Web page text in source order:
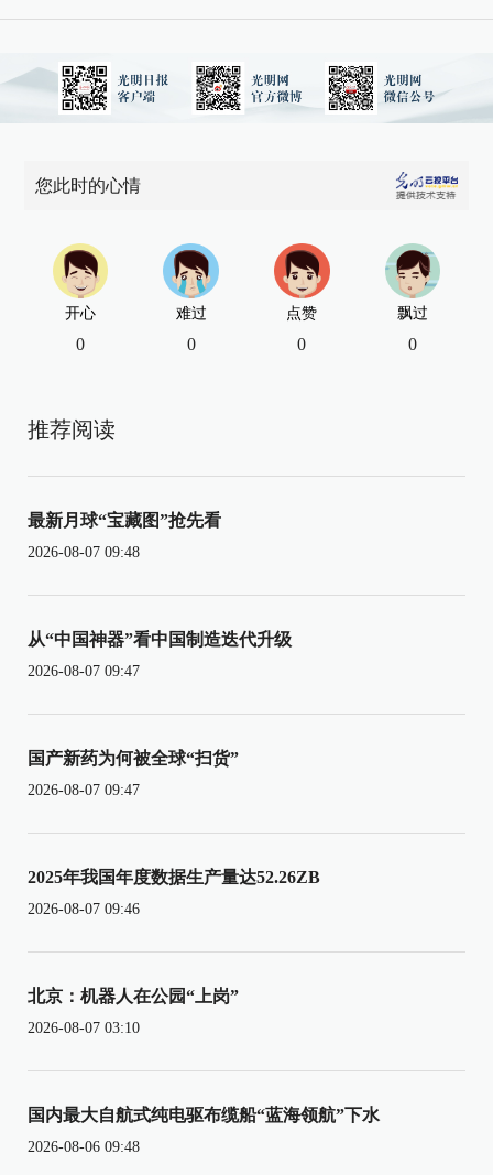
您此时的心情
开心
0
难过
0
点赞
0
飘过
0
推荐阅读
最新月球“宝藏图”抢先看
2026-08-07 09:48
从“中国神器”看中国制造迭代升级
2026-08-07 09:47
国产新药为何被全球“扫货”
2026-08-07 09:47
2025年我国年度数据生产量达52.26ZB
2026-08-07 09:46
北京：机器人在公园“上岗”
2026-08-07 03:10
国内最大自航式纯电驱布缆船“蓝海领航”下水
2026-08-06 09:48